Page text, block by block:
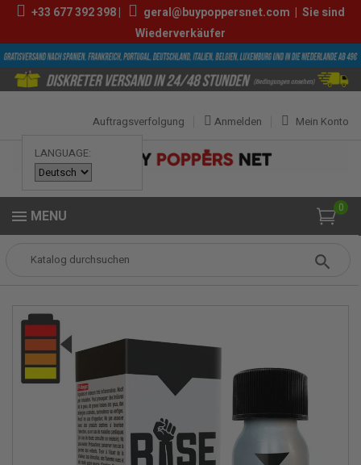
+33 677 392 398| geral@buypoppersnet.com | Sie sind
Wiederverkäufer
LANGUAGE:
Mein Konto
Anmelden
Auftragsverfolgung
0
MENU
POPPERS Rise Up Black Label 30ml